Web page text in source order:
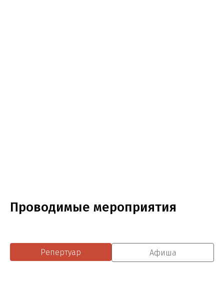
Проводимые мероприятия
Репертуар Афиша